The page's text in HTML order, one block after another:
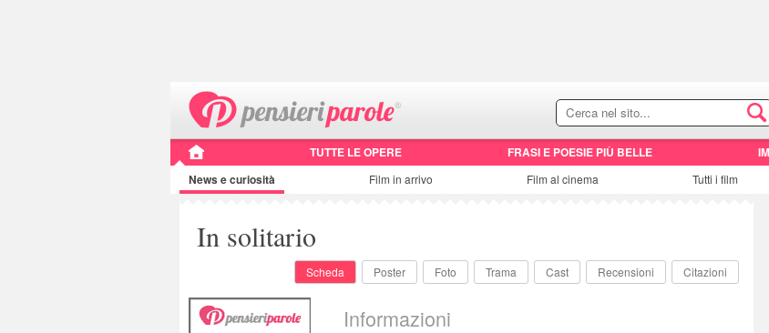
TUTTE LE OPERE FRASI E POESIE PIÙ BELLE
News e curiosità
Film in arrivo Film al cinema Tutti i film
In solitario
Scheda Poster Foto Trama Cast Recensioni Citazioni
Informazioni